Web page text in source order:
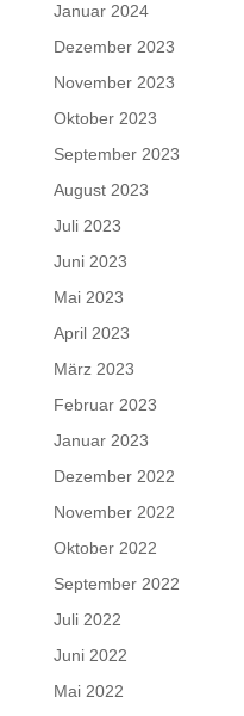
Januar 2024
Dezember 2023
November 2023
Oktober 2023
September 2023
August 2023
Juli 2023
Juni 2023
Mai 2023
April 2023
März 2023
Februar 2023
Januar 2023
Dezember 2022
November 2022
Oktober 2022
September 2022
Juli 2022
Juni 2022
Mai 2022